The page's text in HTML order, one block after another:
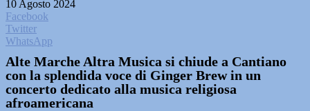
10 Agosto 2024
Facebook
Twitter
WhatsApp
Alte Marche Altra Musica si chiude a Cantiano
con la splendida voce di Ginger Brew in un
concerto dedicato alla musica religiosa
afroamericana